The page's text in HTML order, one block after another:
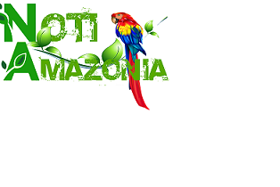
cabo Verde, ya llegó para
incorporarse a Colo Colo de Chile
Pastaza: la parroquia Diez de
Agosto eligió a su nueva reina por
su aniversario
La “deuda de sueño”: una alerta
sobre los efectos de dormir mal en